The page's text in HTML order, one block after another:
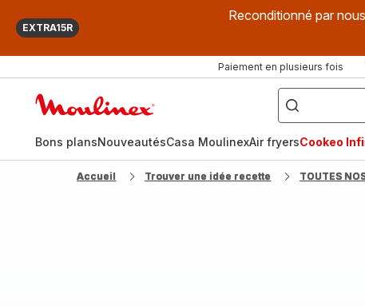
EXTRA15R
Reconditionné par
Paiement en plusieurs fois
["Que
recherchez-
vous
?",
fryer",
"Companion"]
Bons plansNouveautésCasa MoulinexAir fryersCookeo
Accueil Trouver une idée recette TOUTES